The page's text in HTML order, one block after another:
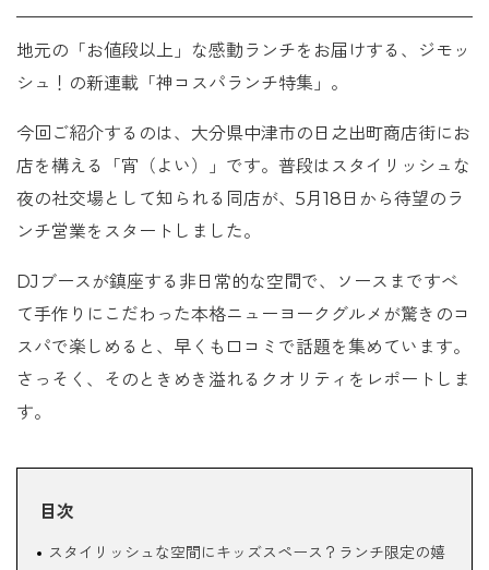
地元の「お値段以上」な感動ランチをお届けする、ジモッ
シュ！の新連載「神コスパランチ特集」。
今回ご紹介するのは、大分県中津市の日之出町商店街にお
店を構える「宵（よい）」です。普段はスタイリッシュな
夜の社交場として知られる同店が、5月18日から待望のラ
ンチ営業をスタートしました。
DJブースが鎮座する非日常的な空間で、ソースまですべ
て手作りにこだわった本格ニューヨークグルメが驚きのコ
スパで楽しめると、早くも口コミで話題を集めています。
さっそく、そのときめき溢れるクオリティをレポートしま
す。
目次
スタイリッシュな空間にキッズスペース？ランチ限定の嬉